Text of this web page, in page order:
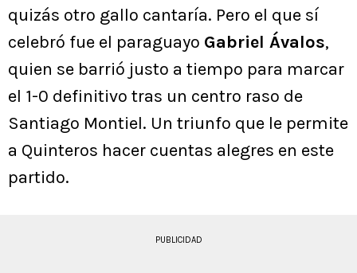
quizás otro gallo cantaría. Pero el que sí
celebró fue el paraguayo Gabriel Ávalos,
quien se barrió justo a tiempo para marcar
el 1-0 definitivo tras un centro raso de
Santiago Montiel. Un triunfo que le permite
a Quinteros hacer cuentas alegres en este
partido.
PUBLICIDAD